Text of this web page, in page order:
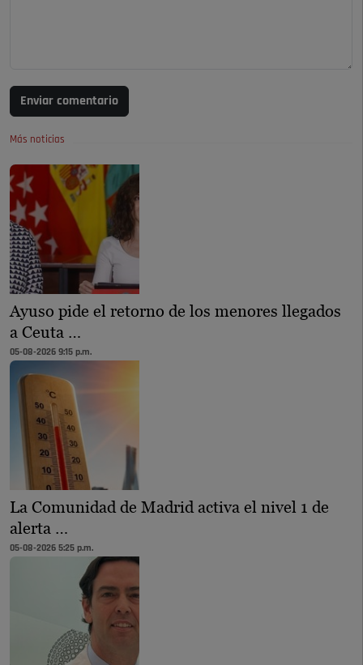
Enviar comentario
Más noticias
Ayuso pide el retorno de los menores llegados
a Ceuta …
05-08-2026 9:15 p.m.
La Comunidad de Madrid activa el nivel 1 de
alerta …
05-08-2026 5:25 p.m.